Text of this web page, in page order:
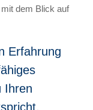
dem Blick auf
Erfahrung
Ihren